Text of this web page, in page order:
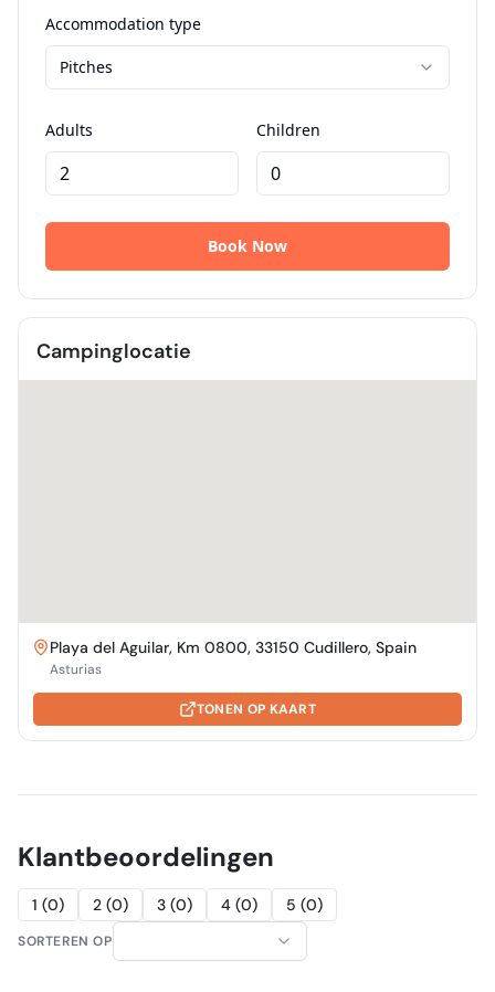
Campinglocatie
Playa del Aguilar, Km 0800, 33150 Cudillero, Spain
Asturias
TONEN OP KAART
Klantbeoordelingen
1 (0) 2 (0) 3 (0) 4 (0) 5 (0)
SORTEREN OP